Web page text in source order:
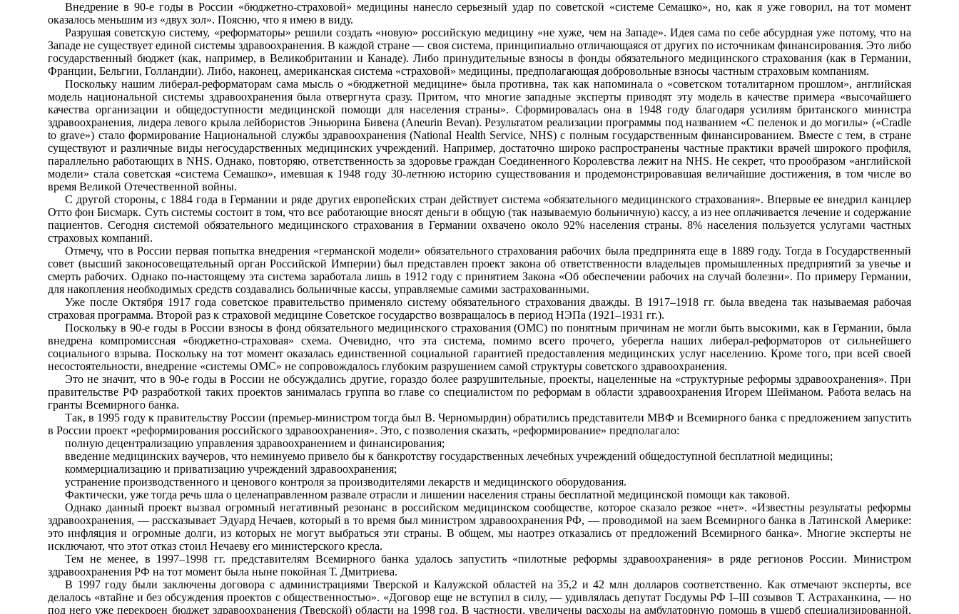
Внедрение в 90-е годы в России «бюджетно-страховой» медицины нанесло серьезный удар по советской «системе Семашко», но, как я уже говорил, на тот момент
оказалось меньшим из «двух зол». Поясню, что я имею в виду.
Разрушая советскую систему, «реформаторы» решили создать «новую» российскую медицину «не хуже, чем на Западе». Идея сама по себе абсурдная уже потому, что на
Западе не существует единой системы здравоохранения. В каждой стране — своя система, принципиально отличающаяся от других по источникам финансирования. Это либо
государственный бюджет (как, например, в Великобритании и Канаде). Либо принудительные взносы в фонды обязательного медицинского страхования (как в Германии,
Франции, Бельгии, Голландии). Либо, наконец, американская система «страховой» медицины, предполагающая добровольные взносы частным страховым компаниям.
Поскольку нашим либерал-реформаторам сама мысль о «бюджетной медицине» была противна, так как напоминала о «советском тоталитарном прошлом», английская
модель национальной системы здравоохранения была отвергнута сразу. Притом, что многие западные эксперты приводят эту модель в качестве примера «высочайшего
качества организации и общедоступности медицинской помощи для населения страны». Сформировалась она в 1948 году благодаря усилиям британского министра
здравоохранения, лидера левого крыла лейбористов Эньюрина Бивена (Aneurin Bevan). Результатом реализации программы под названием «С пеленок и до могилы» («Сradle
to grave») стало формирование Национальной службы здравоохранения (National Health Service, NHS) с полным государственным финансированием. Вместе с тем, в стране
существуют и различные виды негосударственных медицинских учреждений. Например, достаточно широко распространены частные практики врачей широкого профиля,
параллельно работающих в NHS. Однако, повторяю, ответственность за здоровье граждан Соединенного Королевства лежит на NHS. Не секрет, что прообразом «английской
модели» стала советская «система Семашко», имевшая к 1948 году 30-летнюю историю существования и продемонстрировавшая величайшие достижения, в том числе во
время Великой Отечественной войны.
С другой стороны, с 1884 года в Германии и ряде других европейских стран действует система «обязательного медицинского страхования». Впервые ее внедрил канцлер
Отто фон Бисмарк. Суть системы состоит в том, что все работающие вносят деньги в общую (так называемую больничную) кассу, а из нее оплачивается лечение и содержание
пациентов. Сегодня системой обязательного медицинского страхования в Германии охвачено около 92% населения страны. 8% населения пользуется услугами частных
страховых компаний.
Отмечу, что в России первая попытка внедрения «германской модели» обязательного страхования рабочих была предпринята еще в 1889 году. Тогда в Государственный
совет (высший законосовещательный орган Российской Империи) был представлен проект закона об ответственности владельцев промышленных предприятий за увечье и
смерть рабочих. Однако по-настоящему эта система заработала лишь в 1912 году с принятием Закона «Об обеспечении рабочих на случай болезни». По примеру Германии,
для накопления необходимых средств создавались больничные кассы, управляемые самими застрахованными.
Уже после Октября 1917 года советское правительство применяло систему обязательного страхования дважды. В 1917–1918 гг. была введена так называемая рабочая
страховая программа. Второй раз к страховой медицине Советское государство возвращалось в период НЭПа (1921–1931 гг.).
Поскольку в 90-е годы в России взносы в фонд обязательного медицинского страхования (ОМС) по понятным причинам не могли быть высокими, как в Германии, была
внедрена компромиссная «бюджетно-страховая» схема. Очевидно, что эта система, помимо всего прочего, уберегла наших либерал-реформаторов от сильнейшего
социального взрыва. Поскольку на тот момент оказалась единственной социальной гарантией предоставления медицинских услуг населению. Кроме того, при всей своей
несостоятельности, внедрение «системы ОМС» не сопровождалось глубоким разрушением самой структуры советского здравоохранения.
Это не значит, что в 90-е годы в России не обсуждались другие, гораздо более разрушительные, проекты, нацеленные на «структурные реформы здравоохранения». При
правительстве РФ разработкой таких проектов занималась группа во главе со специалистом по реформам в области здравоохранения Игорем Шейманом. Работа велась на
гранты Всемирного банка.
Так, в 1995 году к правительству России (премьер-министром тогда был В. Черномырдин) обратились представители МВФ и Всемирного банка с предложением запустить
в России проект «реформирования российского здравоохранения». Это, с позволения сказать, «реформирование» предполагало:
полную децентрализацию управления здравоохранением и финансирования;
введение медицинских ваучеров, что неминуемо привело бы к банкротству государственных лечебных учреждений общедоступной бесплатной медицины;
коммерциализацию и приватизацию учреждений здравоохранения;
устранение производственного и ценового контроля за производителями лекарств и медицинского оборудования.
Фактически, уже тогда речь шла о целенаправленном развале отрасли и лишении населения страны бесплатной медицинской помощи как таковой.
Однако данный проект вызвал огромный негативный резонанс в российском медицинском сообществе, которое сказало резкое «нет». «Известны результаты реформы
здравоохранения, — рассказывает Эдуард Нечаев, который в то время был министром здравоохранения РФ, — проводимой на заем Всемирного банка в Латинской Америке:
это инфляция и огромные долги, из которых не могут выбраться эти страны. В общем, мы наотрез отказались от предложений Всемирного банка». Многие эксперты не
исключают, что этот отказ стоил Нечаеву его министерского кресла.
Тем не менее, в 1997–1998 гг. представителям Всемирного банка удалось запустить «пилотные реформы здравоохранения» в ряде регионов России. Министром
здравоохранения РФ на тот момент была ныне покойная Т. Дмитриева.
В 1997 году были заключены договора с администрациями Тверской и Калужской областей на 35,2 и 42 млн долларов соответственно. Как отмечают эксперты, все
делалось «втайне и без обсуждения проектов с общественностью». «Договор еще не вступил в силу, — удивлялась депутат Госдумы РФ I–III созывов Т. Астраханкина, — но
под него уже перекроен бюджет здравоохранения (Тверской) области на 1998 год. В частности, увеличены расходы на амбулаторную помощь в ущерб специализированной,